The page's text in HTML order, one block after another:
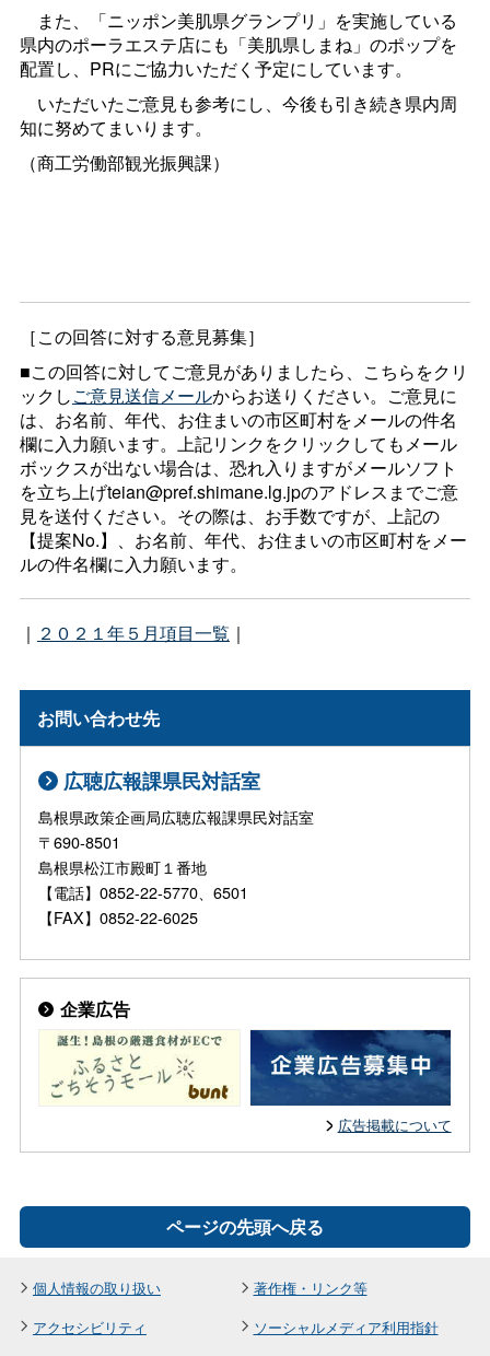
また、「ニッポン美肌県グランプリ」を実施している
県内のポーラエステ店にも「美肌県しまね」のポップを
配置し、PRにご協力いただく予定にしています。
いただいたご意見も参考にし、今後も引き続き県内周
知に努めてまいります。
（商工労働部観光振興課）
［この回答に対する意見募集］
■この回答に対してご意見がありましたら、こちらをクリ
ックしご意見送信メールからお送りください。ご意見に
は、お名前、年代、お住まいの市区町村をメールの件名
欄に入力願います。上記リンクをクリックしてもメール
ボックスが出ない場合は、恐れ入りますがメールソフト
を立ち上げteian@pref.shimane.lg.jpのアドレスまでご意
見を送付ください。その際は、お手数ですが、上記の
【提案No.】、お名前、年代、お住まいの市区町村をメー
ルの件名欄に入力願います。
｜ ２０２１年５月項目一覧 ｜
お問い合わせ先
広聴広報課県民対話室
島根県政策企画局広聴広報課県民対話室
〒690-8501
島根県松江市殿町１番地
【電話】0852-22-5770、6501
【FAX】0852-22-6025
企業広告
広告掲載について
ページの先頭へ戻る
個人情報の取り扱い
著作権・リンク等
アクセシビリティ
ソーシャルメディア利用指針